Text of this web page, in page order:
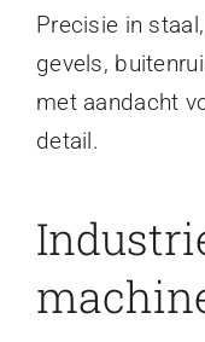
Precisie in
gevels,
met aandacht
detail.